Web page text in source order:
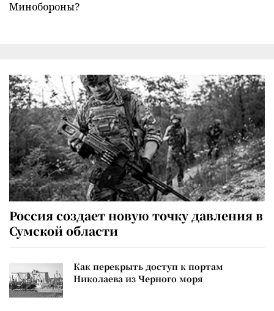
Минобороны?
Россия создает новую точку давления в
Сумской области
Как перекрыть доступ к портам
Николаева из Черного моря